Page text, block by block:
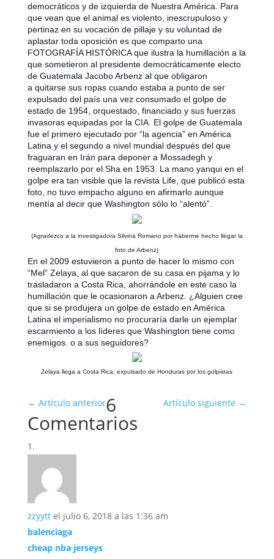
democráticos y de izquierda de Nuestra América. Para
que vean que el animal es violento, inescrupuloso y
pertinaz en su vocación de pillaje y su voluntad de
aplastar toda oposición es que comparto una
FOTOGRAFÍA HISTÓRICA que ilustra la humillación a la
que sometieron al presidente democráticamente electo
de Guatemala Jacobo Arbenz al que obligaron
a quitarse sus ropas cuando estaba a punto de ser
expulsado del país una vez consumado el golpe de
estado de 1954, orquestado, financiado y sus fuerzas
invasoras equipadas por la CIA. El golpe de Guatemala
fue el primero ejecutado por “la agencia” en América
Latina y el segundo a nivel mundial después del que
fraguaran en Irán para deponer a Mossadegh y
reemplazarlo por el Sha en 1953. La mano yanqui en el
golpe era tan visible que la revista Life, que publicó esta
foto, no tuvo empacho alguno en afirmarlo aunque
mentía al decir que Washington sólo lo “alentó”.
(Agradezco a la investigadora Silvina Romano por haberme hecho llegar la
foto de Arbenz)
En el 2009 estuvieron a punto de hacer lo mismo con
“Mel” Zelaya, al que sacaron de su casa en pijama y lo
trasladaron a Costa Rica, ahorrándole en este caso la
humillación que le ocasionaron a Arbenz. ¿Alguien cree
que si se produjera un golpe de estado en América
Latina el imperialismo no procuraría darle un ejemplar
escarmiento a los líderes que Washington tiene como
enemigos. o a sus seguidores?
Zelaya llega a Costa Rica, expulsado de Honduras por los golpistas
← Artículo anterior Artículo siguiente →
6
Comentarios
zzyytt el julio 6, 2018 a las 1:36 am
balenciaga
cheap nba jerseys